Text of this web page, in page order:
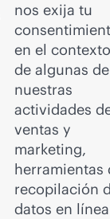
nos exija tu
en el contexto
de algunas de
nuestras
actividades
ventas y
marketing,
herramientas
recopilación
datos en